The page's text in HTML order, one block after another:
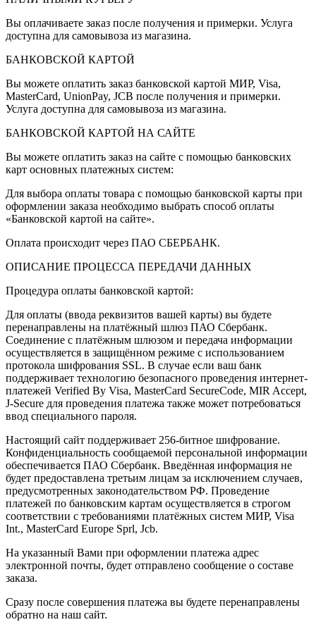
Вы оплачиваете заказ после получения и примерки. Услуга
доступна для самовывоза из магазина.
БАНКОВСКОЙ КАРТОЙ
Вы можете оплатить заказ банковской картой МИР, Visa,
MasterCard, UnionPay, JCB после получения и примерки.
Услуга доступна для самовывоза из магазина.
БАНКОВСКОЙ КАРТОЙ НА САЙТЕ
Вы можете оплатить заказ на сайте с помощью банковских
карт основных платежных систем:
Для выбора оплаты товара с помощью банковской карты при
оформлении заказа необходимо выбрать способ оплаты
«Банковской картой на сайте».
Оплата происходит через ПАО СБЕРБАНК.
ОПИСАНИЕ ПРОЦЕССА ПЕРЕДАЧИ ДАННЫХ
Процедура оплаты банковской картой:
Для оплаты (ввода реквизитов вашей карты) вы будете
перенаправлены на платёжный шлюз ПАО Сбербанк.
Соединение с платёжным шлюзом и передача информации
осуществляется в защищённом режиме с использованием
протокола шифрования SSL. В случае если ваш банк
поддерживает технологию безопасного проведения интернет-
платежей Verified By Visa, MasterCard SecureCode, MIR Accept,
J-Secure для проведения платежа также может потребоваться
ввод специального пароля.
Настоящий сайт поддерживает 256-битное шифрование.
Конфиденциальность сообщаемой персональной информации
обеспечивается ПАО Сбербанк. Введённая информация не
будет предоставлена третьим лицам за исключением случаев,
предусмотренных законодательством РФ. Проведение
платежей по банковским картам осуществляется в строгом
соответствии с требованиями платёжных систем МИР, Visa
Int., MasterCard Europe Sprl, Jcb.
На указанный Вами при оформлении платежа адрес
электронной почты, будет отправлено сообщение о составе
заказа.
Сразу после совершения платежа вы будете перенаправлены
обратно на наш сайт.